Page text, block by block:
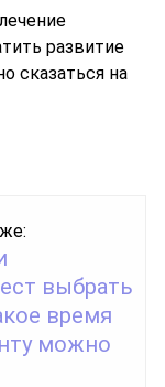
развитие
сказаться на
выбрать
время
можно